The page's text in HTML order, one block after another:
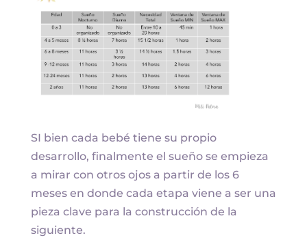
SI bien cada bebé tiene su propio
desarrollo, finalmente el sueño se empieza
a mirar con otros ojos a partir de los 6
meses en donde cada etapa viene a ser una
pieza clave para la construcción de la
siguiente.